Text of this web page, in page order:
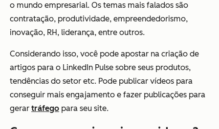
o mundo empresarial. Os temas mais falados são
contratação, produtividade, empreendedorismo,
inovação, RH, liderança, entre outros.
Considerando isso, você pode apostar na criação de
artigos para o LinkedIn Pulse sobre seus produtos,
tendências do setor etc. Pode publicar vídeos para
conseguir mais engajamento e fazer publicações para
gerar tráfego para seu site.